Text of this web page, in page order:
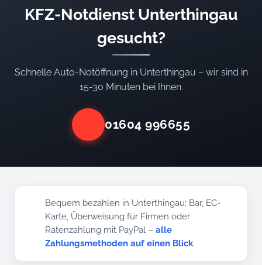
KFZ-Notdienst Unterthingau
gesucht?
Schnelle Auto-Notöffnung in Unterthingau – wir sind in
15-30 Minuten bei Ihnen.
01604 996655
Bequem bezahlen in Unterthingau: Bar, EC-
Karte, Überweisung für Firmen oder
Ratenzahlung mit PayPal –alle
Zahlungsmethoden auf einen Blick.